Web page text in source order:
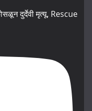
दुर्देवी मृत्यू, Rescue